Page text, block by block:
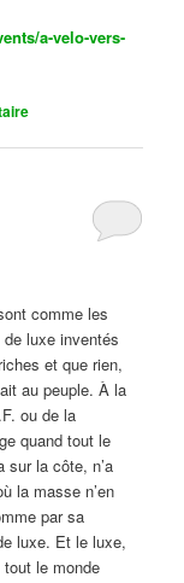
a-velo-vers-
comme les
luxe inventés
et que rien,
au peuple. À la
ou de la
quand tout le
sur la côte, n’a
la masse n’en
par sa
luxe. Et le luxe,
le monde